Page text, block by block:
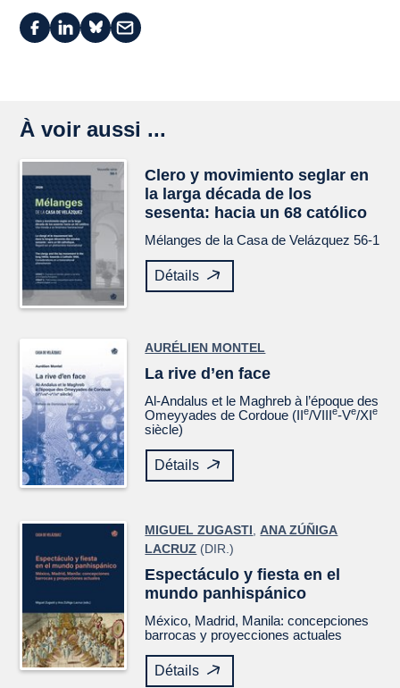
À voir aussi ...
Clero y movimiento seglar en
la larga década de los
sesenta: hacia un 68 católico
Mélanges de la Casa de Velázquez 56-1
Détails
AURÉLIEN MONTEL
La rive d’en face
Al-Andalus et le Maghreb à l’époque des
Omeyyades de Cordoue (IIe/VIIIe-Ve/XIe
siècle)
Détails
MIGUEL ZUGASTI ,ANA ZÚÑIGA
LACRUZ (DIR.)
Espectáculo y fiesta en el
mundo panhispánico
México, Madrid, Manila: concepciones
barrocas y proyecciones actuales
Détails